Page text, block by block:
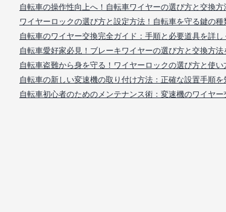
自転車の操作性向上へ！自転車ワイヤーの選び方と交換方
ワイヤーロックの選び方と設定方法！自転車を守る鍵の種
自転車のワイヤー交換完全ガイド：手順と必要道具を詳し
自転車愛好家必見！ブレーキワイヤーの選び方と交換方法
自転車盗難から身を守る！ワイヤーロックの選び方と使い
自転車の新しい変速機の取り付け方法：正確な設置手順を
自転車初心者のためのメンテナンス術：変速機のワイヤー